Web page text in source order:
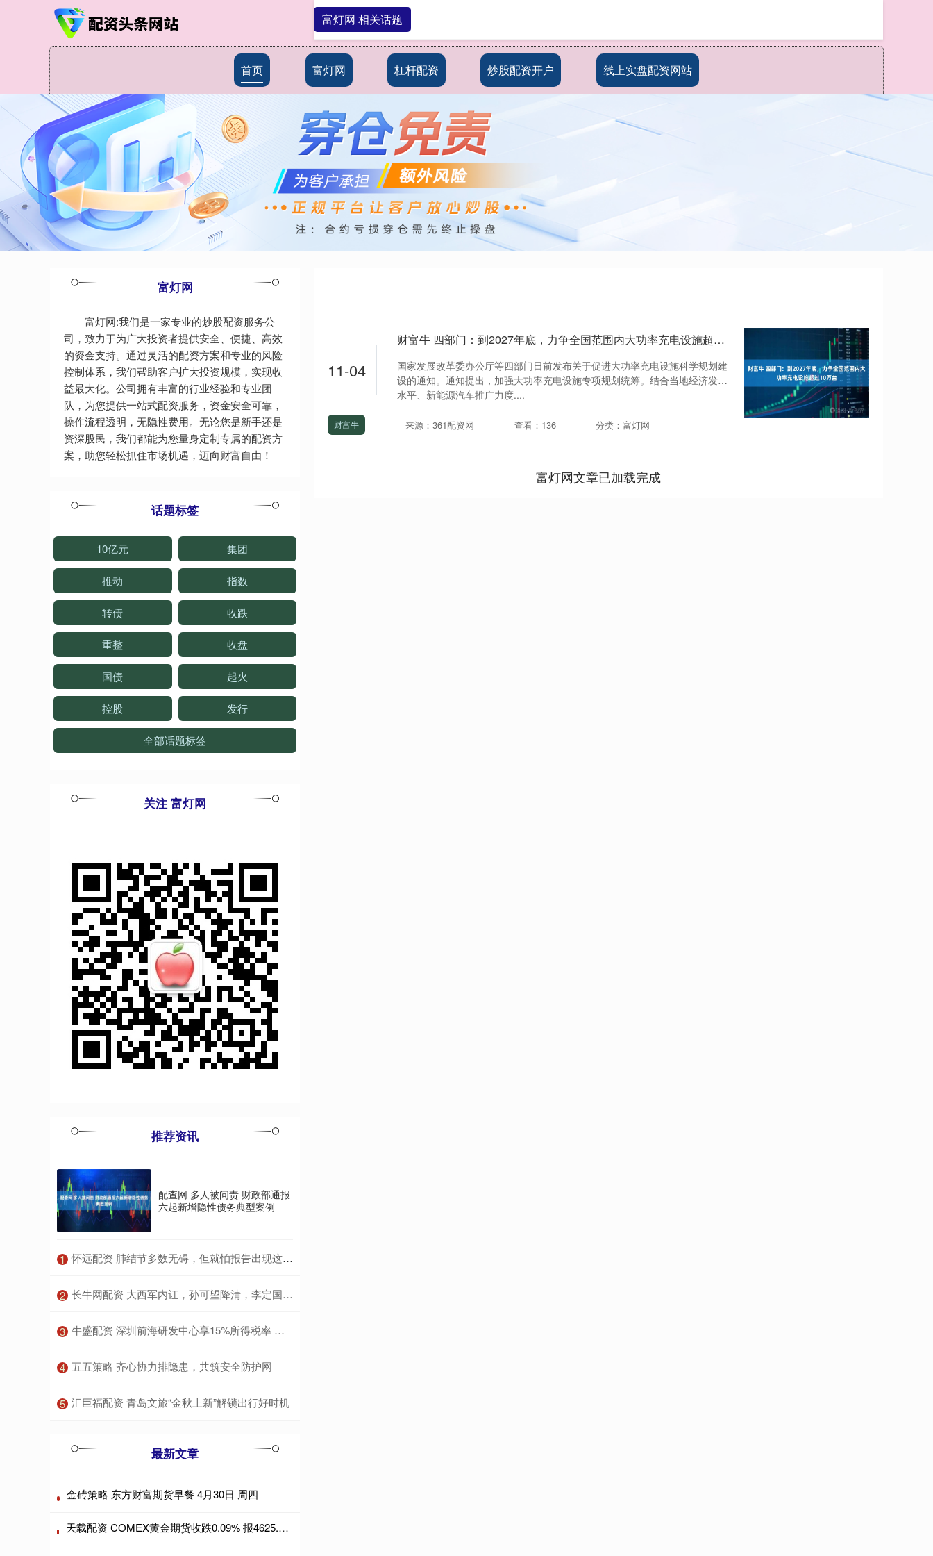
首页 富灯网 杠杆配资 炒股配资开户 线上实盘配资网站
富灯网 相关话题
11-04
财富牛 四部门：到2027年底，力争全国范围内大功率充电设施超过10万台
国家发展改革委办公厅等四部门日前发布关于促进大功率充电设施科学规划建
设的通知。通知提出，加强大功率充电设施专项规划统筹。结合当地经济发展
水平、新能源汽车推广力度....
财富牛 来源：361配资网 查看：136 分类：富灯网
富灯网文章已加载完成
富灯网
富灯网:我们是一家专业的炒股配资服务公
司，致力于为广大投资者提供安全、便捷、高效
的资金支持。通过灵活的配资方案和专业的风险
控制体系，我们帮助客户扩大投资规模，实现收
益最大化。公司拥有丰富的行业经验和专业团
队，为您提供一站式配资服务，资金安全可靠，
操作流程透明，无隐性费用。无论您是新手还是
资深股民，我们都能为您量身定制专属的配资方
案，助您轻松抓住市场机遇，迈向财富自由！
话题标签
10亿元 集团
推动 指数
转债 收跌
重整 收盘
国债 起火
控股 发行
全部话题标签
关注 富灯网
推荐资讯
配查网 多人被问责 财政部通报
六起新增隐性债务典型案例
1 ​怀远配资 肺结节多数无碍，但就怕报告出现这6个字眼，希望你一个都碰不到
2 ​长牛网配资 大西军内讧，孙可望降清，李定国与郑成功病死，大明复兴无望
3 ​牛盛配资 深圳前海研发中心享15%所得税率 最高可获800万研发准备金
4 ​五五策略 齐心协力排隐患，共筑安全防护网
5 ​汇巨福配资 青岛文旅“金秋上新”解锁出行好时机
最新文章
金砖策略 东方财富期货早餐 4月30日 周四
天载配资 COMEX黄金期货收跌0.09% 报4625.6美元/盎司